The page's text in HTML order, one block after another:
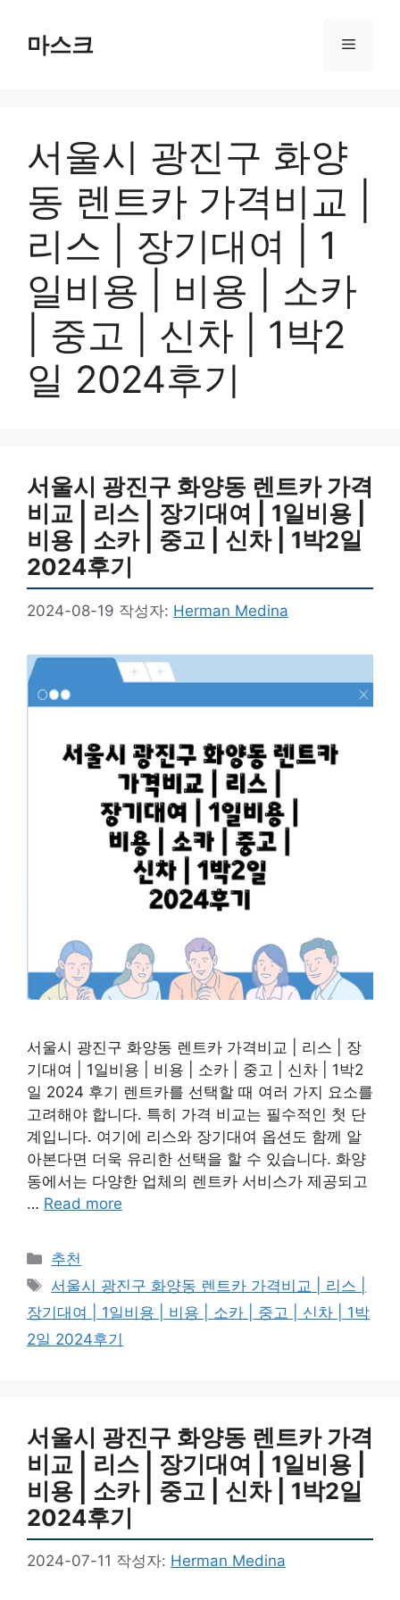
마스크 메
서울시 광진구 화양
동 렌트카 가격비교 |
리스 | 장기대여 | 1
일비용 | 비용 | 소카
| 중고 | 신차 | 1박2
일 2024후기
서울시 광진구 화양동 렌트카 가격
비교 | 리스 | 장기대여 | 1일비용 |
비용 | 소카 | 중고 | 신차 | 1박2일
2024후기
2024-08-19 작성자: Herman Medina
서울시 광진구 화양동 렌트카 가격비교 | 리스 | 장
기대여 | 1일비용 | 비용 | 소카 | 중고 | 신차 | 1박2
일 2024 후기 렌트카를 선택할 때 여러 가지 요소를
고려해야 합니다. 특히 가격 비교는 필수적인 첫 단
계입니다. 여기에 리스와 장기대여 옵션도 함께 알
아본다면 더욱 유리한 선택을 할 수 있습니다. 화양
동에서는 다양한 업체의 렌트카 서비스가 제공되고
… Read more
카
테
고
리
추천
태
그
서울시 광진구 화양동 렌트카 가격비교 | 리스 |
장기대여 | 1일비용 | 비용 | 소카 | 중고 | 신차 | 1박
2일 2024후기
서울시 광진구 화양동 렌트카 가격
비교 | 리스 | 장기대여 | 1일비용 |
비용 | 소카 | 중고 | 신차 | 1박2일
2024후기
2024-07-11 작성자: Herman Medina